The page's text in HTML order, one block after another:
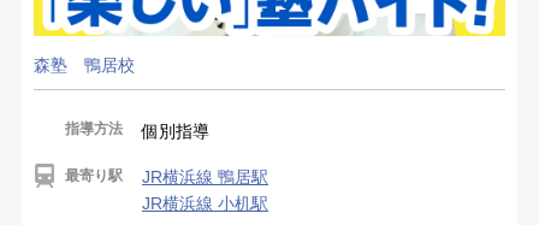
森塾 鴨居校
指導方法 個別指導
最寄り駅
JR横浜線 鴨居駅
JR横浜線 小机駅